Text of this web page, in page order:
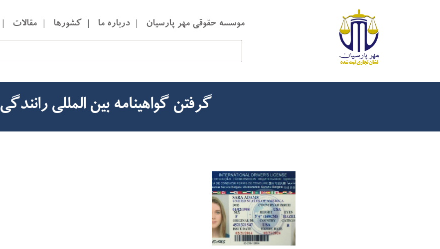
موسسه حقوقی مهر پارسیان درباره ما کشورها مقالات
گرفتن گواهینامه بین المللی رانندگی